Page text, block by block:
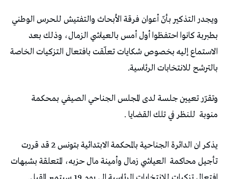
ويجدر التذكير بأنّ أعوان فرقة الأبحاث والتفتيش للحرس الوطني
بطبربة كانوا احتفظوا أول أمس بالعياشي الزمال، وذلك بعد
الاستماع إليه بخصوص شكايات تعلّقت بافتعال التزكيات الخاصة
بالترشح للانتخابات الرئاسية.
وتقرّر تعيين جلسة لدى المجلس الجناحي الصيفي بمحكمة
منوبة للنظر في تلك القضايا .
يذكر ان الدائرة الجناحية بالمحكمة الابتدائية بتونس 2 قد قررت
تأجيل محاكمة العياشي زمال وأمينة مال حزبه، المتعلقة بشبهات